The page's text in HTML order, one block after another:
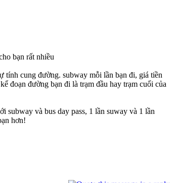
bạn rất nhiều
tính cung đường. subway mỗi lần bạn đi, giá tiền
đoạn đường bạn đi là trạm đầu hay trạm cuối của
subway và bus day pass, 1 lần suway và 1 lần
hơn!